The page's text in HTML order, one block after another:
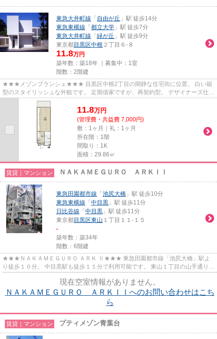
東急大井町線 「 自由が丘 」駅 徒歩14分
東急東横線 「 都立大学 」駅 徒歩7分
東急大井町線 「 緑が丘 」駅 徒歩9分
東京都目黒区中根 ２丁目６-８
11.8万円
築年数：築18年 ｜募集中： 1室
階数：2階建
★★★メゾンブランシェ★★★ 目黒区中根2丁目の閑静な住宅街に位置。 白い箱
型のスタイリッシュな外観です。 定期借家ですが、再契約型。 デザイナーズ仕様
のお部屋に住みたい方、ぜひお問...
11.8万円
(管理費・共益費 7,000円)
敷：1ヶ月｜礼：1ヶ月
所在階：1階
間取り：1K
面積：29.86㎡
賃貸｜マンション ＮＡＫＡＭＥＧＵＲＯ ＡＲＫＩＩ
東急田園都市線 「 池尻大橋 」駅 徒歩10分
東急東横線 「 中目黒 」駅 徒歩11分
日比谷線 「 中目黒 」駅 徒歩11分
東京都目黒区東山 １丁目１１-１５
-
築年数：築34年
階数：6階建
★★★ＮＡＫＡＭＥＧＵＲＯ ＡＲＫ Ⅱ★★★ 東急田園都市線「池尻大橋」駅よ
り徒歩１０分。 中目黒駅も徒歩１１分で利用可能です。 東山１丁目の山手通りか
現在空室情報がありません。
ＮＡＫＡＭＥＧＵＲＯ ＡＲＫＩＩへのお問い合わせはこち
ら
賃貸｜マンション プティメゾン青葉台